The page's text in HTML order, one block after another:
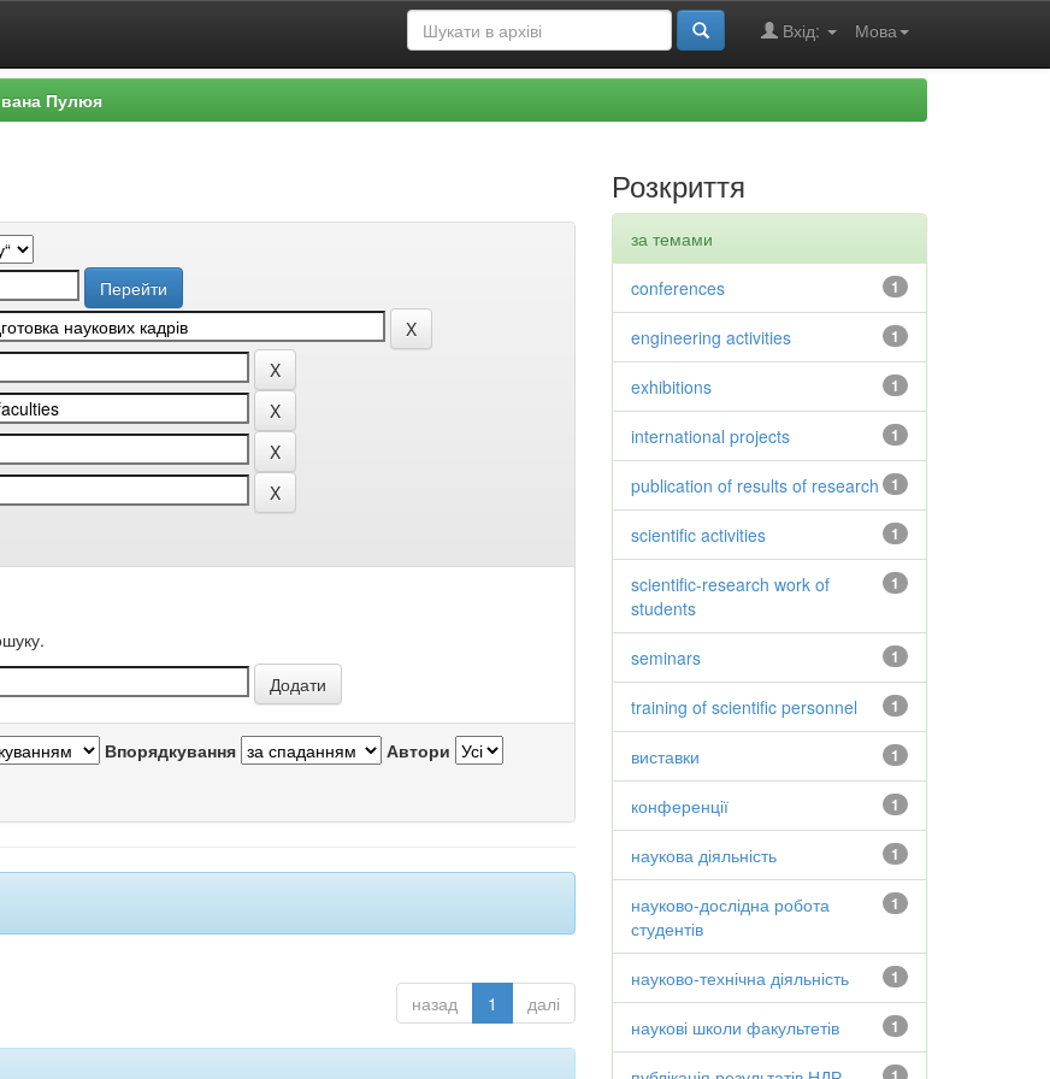
Мова
Вхід:
Пулюя
Впорядкування Автори
назад 1 далі
Розкриття
за темами
1
conferences
1
engineering activities
1
exhibitions
1
international projects
1
publication of results of research
1
scientific activities
1
scientific-research work of
students
1
seminars
1
training of scientific personnel
1
виставки
1
конференції
1
наукова діяльність
1
науково-дослідна робота
студентів
1
науково-технічна діяльність
1
наукові школи факультетів